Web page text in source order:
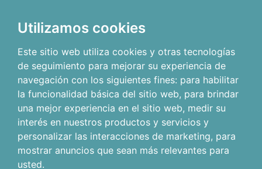
Utilizamos cookies
Este sitio web utiliza cookies y otras tecnologías
de seguimiento para mejorar su experiencia de
navegación con los siguientes fines: para habilitar
la funcionalidad básica del sitio web, para brindar
una mejor experiencia en el sitio web, medir su
interés en nuestros productos y servicios y
personalizar las interacciones de marketing, para
mostrar anuncios que sean más relevantes para
usted.